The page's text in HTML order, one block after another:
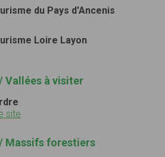
du Pays d'Ancenis
Loire Layon
Vallées à visiter
site
Massifs forestiers